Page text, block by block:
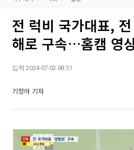
전 럭비 국가대표,
해로 구속…홈캠 영
입력 2024-07-02 08:51
기정아 기자